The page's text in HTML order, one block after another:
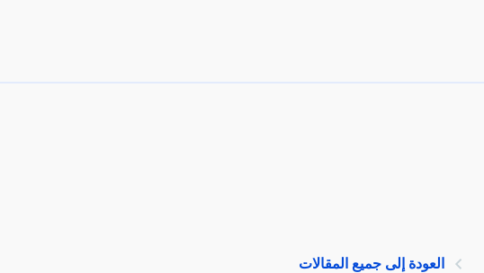
العودة إلى جميع المقالات